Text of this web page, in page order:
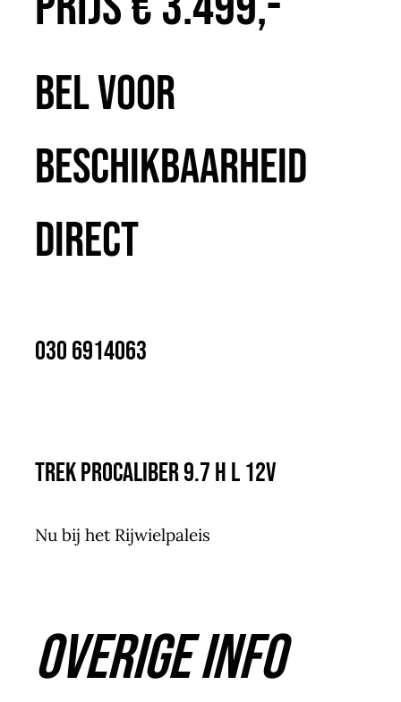
Bel voor
beschikbaarheid
direct
030 6914063
Trek Procaliber 9.7 H L 12V
Nu bij het Rijwielpaleis
Overige info